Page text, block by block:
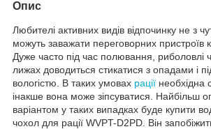
Опис
Любителі активних видів відпочинку не з
можуть заважати переговорних пристроїв
Дуже часто під час полювання, риболовлі
лижах доводиться стикатися з опадами і
вологістю. В таких умовах рації необхідна
інакше вона може зіпсуватися. Найбільш
варіантом у таких випадках буде купити
чохол для рації WVPT-D2PD. Він